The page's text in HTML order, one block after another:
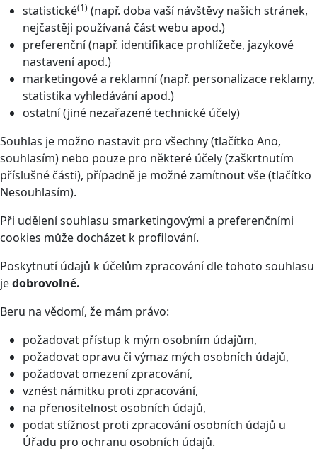
statistické(1) (např. doba vaší návštěvy našich stránek,
nejčastěji používaná část webu apod.)
preferenční (např. identifikace prohlížeče, jazykové
nastavení apod.)
marketingové a reklamní (např. personalizace reklamy,
statistika vyhledávání apod.)
ostatní (jiné nezařazené technické účely)
Souhlas je možno nastavit pro všechny (tlačítko Ano,
souhlasím) nebo pouze pro některé účely (zaškrtnutím
příslušné části), případně je možné zamítnout vše (tlačítko
Nesouhlasím).
Při udělení souhlasu smarketingovými a preferenčními
cookies může docházet k profilování.
Poskytnutí údajů k účelům zpracování dle tohoto souhlasu
jedobrovolné.
Beru na vědomí, že mám právo:
požadovat přístup k mým osobním údajům,
požadovat opravu či výmaz mých osobních údajů,
požadovat omezení zpracování,
vznést námitku proti zpracování,
na přenositelnost osobních údajů,
podat stížnost proti zpracování osobních údajů u
Úřadu pro ochranu osobních údajů.